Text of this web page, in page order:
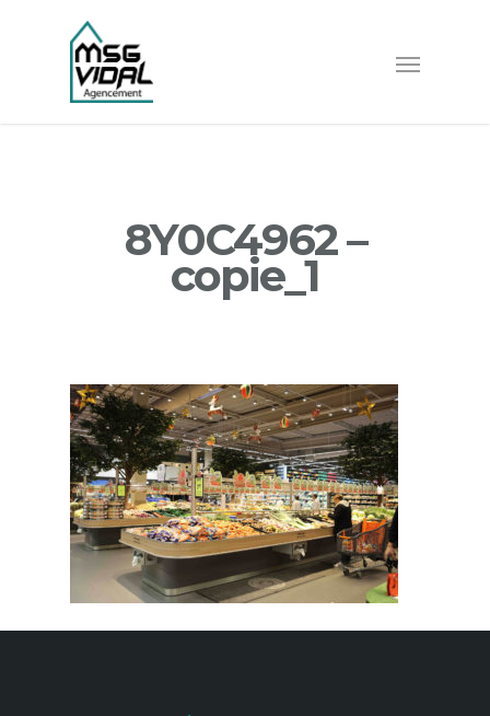
8Y0C4962 –
copie_1